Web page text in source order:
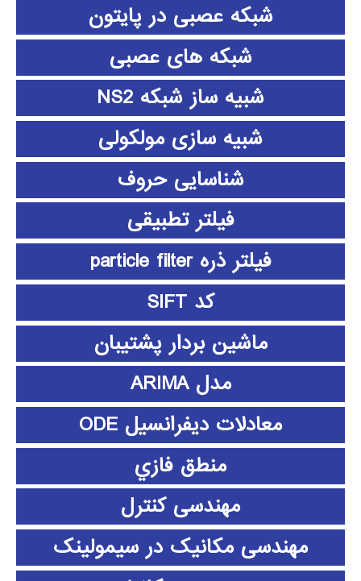
شبکه عصبی در پایتون
شبکه های عصبی
شبیه ساز شبکه NS2
شبیه سازی مولکولی
شناسایی حروف
فیلتر تطبیقی
فیلتر ذره particle filter
کد SIFT
ماشین بردار پشتیبان
مدل ARIMA
معادلات دیفرانسیل ODE
منطق فازي
مهندسی کنترل
مهندسی مکانیک در سیمولینک